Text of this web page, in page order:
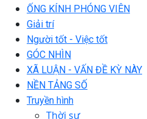
ỐNG KÍNH PHÓNG VIÊN
Giải trí
Người tốt - Việc tốt
GÓC NHÌN
XÃ LUẬN - VẤN ĐỀ KỲ NÀY
NỀN TẢNG SỐ
Truyền hình
Thời sự